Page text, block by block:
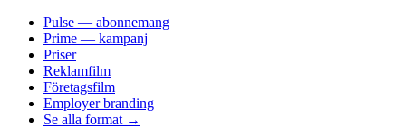
Pulse — abonnemang
Prime — kampanj
Priser
Reklamfilm
Företagsfilm
Employer branding
Se alla format →